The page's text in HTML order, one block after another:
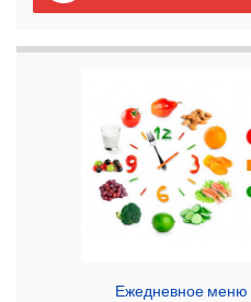
Ежедневное меню